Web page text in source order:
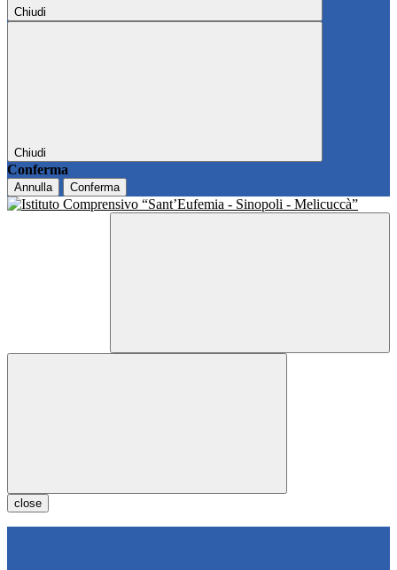
Chiudi
Chiudi
Conferma
Annulla Conferma
close